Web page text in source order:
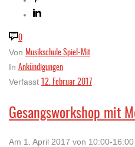
0
Von Musikschule Spiel-Mit
In Ankündigungen
Verfasst 12. Februar 2017
Gesangsworkshop mit
Am 1. April 2017 von 10:00-